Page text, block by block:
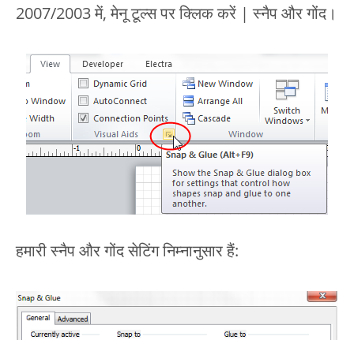
2007/2003 में, मेनू टूल्स पर क्लिक करें | स्नैप और गोंद।
हमारी स्नैप और गोंद सेटिंग निम्नानुसार हैं: